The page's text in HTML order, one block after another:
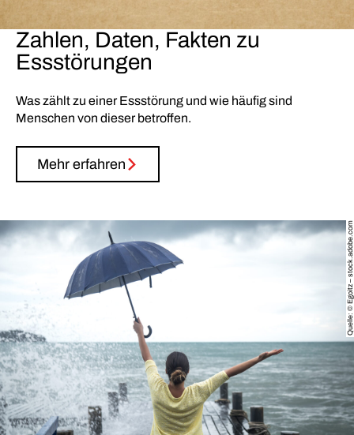
Zahlen, Daten, Fakten zu
Essstörungen
Was zählt zu einer Essstörung und wie häufig sind
Menschen von dieser betroffen.
Mehr erfahren
Quelle: © Egoitz – stock.adobe.com